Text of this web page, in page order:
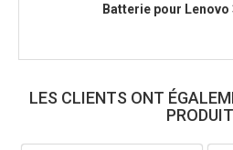
Batterie pour Lenovo
LES CLIENTS ONT